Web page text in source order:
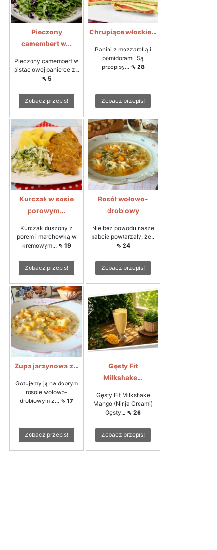
Pieczony
camembert w...
Pieczony camembert w
pistacjowej panierce z...
⇖ 5
Zobacz przepis!
Chrupiące włoskie...
Panini z mozzarellą i
pomidorami Są
przepisy... ⇖ 28
Zobacz przepis!
Kurczak w sosie
porowym...
Kurczak duszony z
porem i marchewką w
kremowym... ⇖ 19
Zobacz przepis!
Rosół wołowo-
drobiowy
Nie bez powodu nasze
babcie powtarzały, że...
⇖ 24
Zobacz przepis!
Zupa jarzynowa z...
Gotujemy ją na dobrym
rosole wołowo-
drobiowym z... ⇖ 17
Zobacz przepis!
Gęsty Fit
Milkshake...
Gęsty Fit Milkshake
Mango (Ninja Creami)
Gęsty... ⇖ 26
Zobacz przepis!